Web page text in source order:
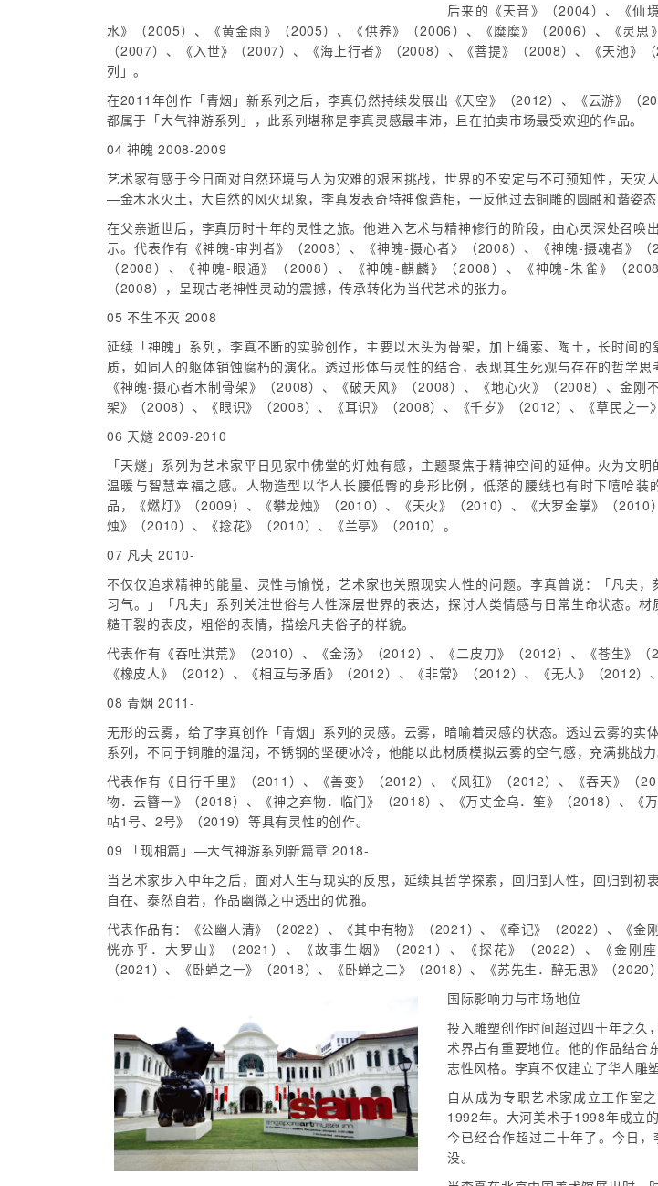
后来的《天音》（2004）、《仙
水》（2005）、《黄金雨》（2005）、《供养》（2006）、《糜糜》（2006）、《灵
（2007）、《入世》（2007）、《海上行者》（2008）、《菩提》（2008）、《天池
列」。
在2011年创作「青烟」新系列之后，李真仍然持续发展出《天空》（2012）、《云游》（
都属于「大气神游系列」，此系列堪称是李真灵感最丰沛，且在拍卖市场最受欢迎的作品。
04 神魄 2008-2009
艺术家有感于今日面对自然环境与人为灾难的艰困挑战，世界的不安定与不可预知性，天
—金木水火土，大自然的风火现象，李真发表奇特神像造相，一反他过去铜雕的圆融和谐姿
在父亲逝世后，李真历时十年的灵性之旅。他进入艺术与精神修行的阶段，由心灵深处召
示。代表作有《神魄-审判者》（2008）、《神魄-摄心者》（2008）、《神魄-摄魂者》
（2008）、《神魄-眼通》（2008）、《神魄-麒麟》（2008）、《神魄-朱雀》（
（2008），呈现古老神性灵动的震撼，传承转化为当代艺术的张力。
05 不生不灭 2008
延续「神魄」系列，李真不断的实验创作，主要以木头为骨架，加上绳索、陶土，长时间
质，如同人的躯体销蚀腐朽的演化。透过形体与灵性的结合，表现其生死观与存在的哲学
《神魄-摄心者木制骨架》（2008）、《破天风》（2008）、《地心火》（2008）、金刚
架》（2008）、《眼识》（2008）、《耳识》（2008）、《千岁》（2012）、《草民之一
06 天燧 2009-2010
「天燧」系列为艺术家平日见家中佛堂的灯烛有感，主题聚焦于精神空间的延伸。火为文
温暖与智慧幸福之感。人物造型以华人长腰低臀的身形比例，低落的腰线也有时下嘻哈装
品，《燃灯》（2009）、《攀龙烛》（2010）、《天火》（2010）、《大罗金掌》（2010
烛》（2010）、《捻花》（2010）、《兰亭》（2010）。
07 凡夫 2010-
不仅仅追求精神的能量、灵性与愉悦，艺术家也关照现实人性的问题。李真曾说：「凡夫
习气。」「凡夫」系列关注世俗与人性深层世界的表达，探讨人类情感与日常生命状态。
糙干裂的表皮，粗俗的表情，描绘凡夫俗子的样貌。
代表作有《吞吐洪荒》（2010）、《金汤》（2012）、《二皮刀》（2012）、《苍生》
《橡皮人》（2012）、《相互与矛盾》（2012）、《非常》（2012）、《无人》（2012）
08 青烟 2011-
无形的云雾，给了李真创作「青烟」系列的灵感。云雾，暗喻着灵感的状态。透过云雾的实
系列，不同于铜雕的温润，不锈钢的坚硬冰冷，他能以此材质模拟云雾的空气感，充满挑战力
代表作有《日行千里》（2011）、《善变》（2012）、《风狂》（2012）、《吞天》（
物．云簪一》（2018）、《神之弃物．临门》（2018）、《万丈金乌．笙》（2018）、
帖1号、2号》（2019）等具有灵性的创作。
09 「现相篇」—大气神游系列新篇章 2018-
当艺术家步入中年之后，面对人生与现实的反思，延续其哲学探索，回归到人性，回归到
自在、泰然自若，作品幽微之中透出的优雅。
代表作品有：《公幽人清》（2022）、《其中有物》（2021）、《牵记》（2022）、《
恍亦乎．大罗山》（2021）、《故事生烟》（2021）、《探花》（2022）、《金刚
（2021）、《卧蝉之一》（2018）、《卧蝉之二》（2018）、《苏先生．醉无思》（2020）
国际影响力与市场地位
投入雕塑创作时间超过四十年之久
术界占有重要地位。他的作品结合
志性风格。李真不仅建立了华人雕
自从成为专职艺术家成立工作室
1992年。大河美术于1998年成立
今已经合作超过二十年了。今日
没。